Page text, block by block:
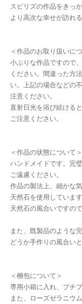
スピリズの作品をきっ
より高次な幸せが訪れ
＜作品のお取り扱いに
小ぶりな作品ですので
ください。間違った方
い。上記の場合などの
注意ください。
直射日光を浴び続ける
ご注意ください。
＜作品の状態について＞
ハンドメイドです。完
ご遠慮ください。
作品の製法上、細かな
天然石を使用していま
天然石の風合いですの
また、既製品のような
どうか手作りの風合い
＜梱包について＞
専用小箱に入れ、プチ
また、ローズゼラニウ